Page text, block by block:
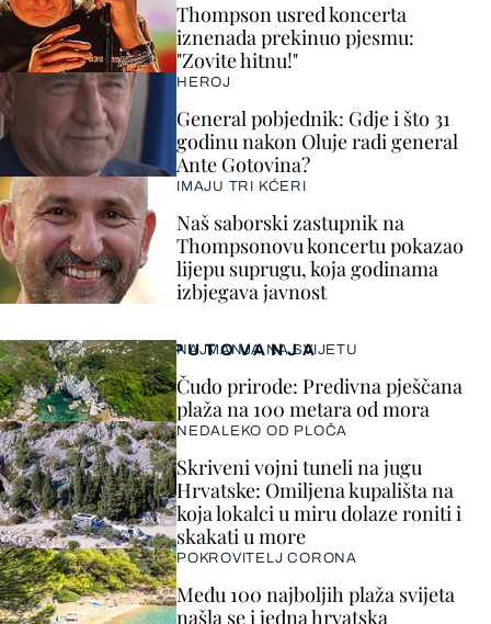
Thompson usred koncerta
iznenada prekinuo pjesmu:
"Zovite hitnu!"
HEROJ
General pobjednik: Gdje i što 31
godinu nakon Oluje radi general
Ante Gotovina?
IMAJU TRI KĆERI
Naš saborski zastupnik na
Thompsonovu koncertu pokazao
lijepu suprugu, koja godinama
izbjegava javnost
PUTOVANJA
NAJMANJA NA SVIJETU
Čudo prirode: Predivna pješčana
plaža na 100 metara od mora
NEDALEKO OD PLOČA
Skriveni vojni tuneli na jugu
Hrvatske: Omiljena kupališta na
koja lokalci u miru dolaze roniti i
skakati u more
POKROVITELJ CORONA
Među 100 najboljih plaža svijeta
našla se i jedna hrvatska